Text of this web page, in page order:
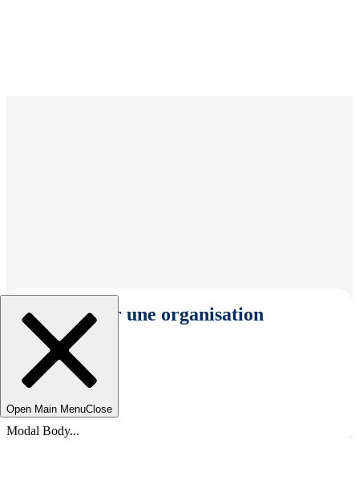
Sélectionner une organisation
Open Main MenuClose
Modal Body...